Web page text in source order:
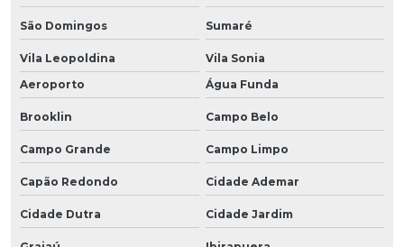
São Domingos Sumaré
Vila Leopoldina
Vila Sonia
Aeroporto
Água Funda
Brooklin Campo Belo
Campo Grande Campo Limpo
Capão Redondo Cidade Ademar
Cidade Dutra Cidade Jardim